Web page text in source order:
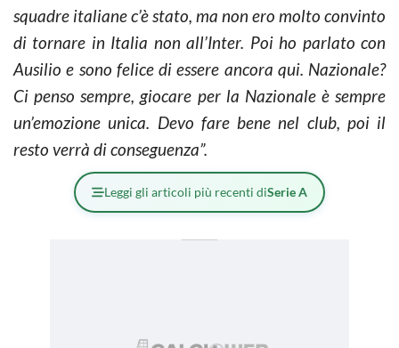
squadre italiane c’è stato, ma non ero molto convinto
di tornare in Italia non all’Inter. Poi ho parlato con
Ausilio e sono felice di essere ancora qui. Nazionale?
Ci penso sempre, giocare per la Nazionale è sempre
un’emozione unica. Devo fare bene nel club, poi il
resto verrà di conseguenza”.
Leggi gli articoli più recenti diSerie A